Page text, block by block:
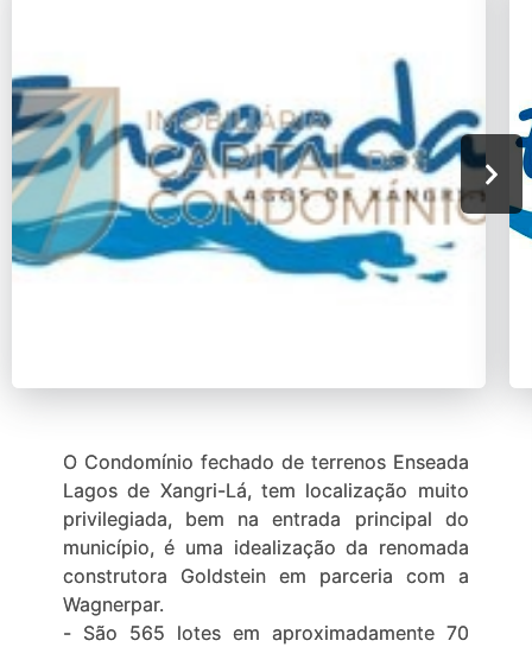
O Condomínio fechado de terrenos Enseada
Lagos de Xangri-Lá, tem localização muito
privilegiada, bem na entrada principal do
município, é uma idealização da renomada
construtora Goldstein em parceria com a
Wagnerpar.
- São 565 lotes em aproximadamente 70